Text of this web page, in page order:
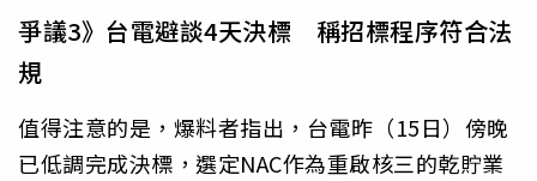
爭議3》台電避談4天決標 稱招標程序符合法
規
值得注意的是，爆料者指出，台電昨（15日）傍晚
已低調完成決標，選定NAC作為重啟核三的乾貯業